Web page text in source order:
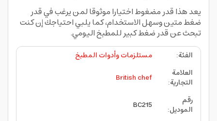
يعد هذا قدر مضغوط اختيارا موثوقا لمن يرغب في قدر
ضغط متين وسهل الاستخدام، كما يلبي احتياجك إن كنت
تبحث عن قدر ضغط كبير للمطبخ اليومي.
الفئة:
مستلزمات وأدوات المطبخ
العلامة
التجارية:
British chef
رقم
الموديل:
BC215